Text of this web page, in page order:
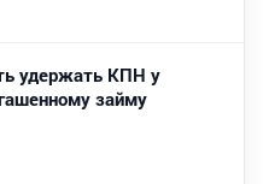
удержать КПН у
займу